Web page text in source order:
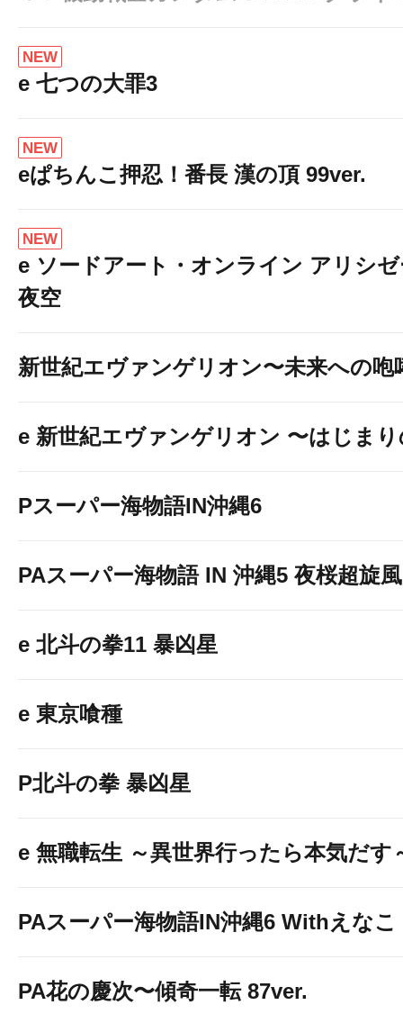
NEW
e 七つの大罪3
NEW
eぱちんこ押忍！番長 漢の頂 99ver.
NEW
e ソードアート・オンライン アリシ
夜空
新世紀エヴァンゲリオン〜未来への咆
e 新世紀エヴァンゲリオン 〜はじま
Pスーパー海物語IN沖縄6
PAスーパー海物語 IN 沖縄5 夜桜超旋
e 北斗の拳11 暴凶星
e 東京喰種
P北斗の拳 暴凶星
e 無職転生 ～異世界行ったら本気だす
PAスーパー海物語IN沖縄6 Withえなこ
PA花の慶次〜傾奇一転 87ver.